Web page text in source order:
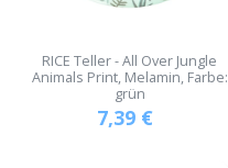
RICE Teller - All Over Jungle
Animals Print, Melamin, Farbe:
grün
7,39 €